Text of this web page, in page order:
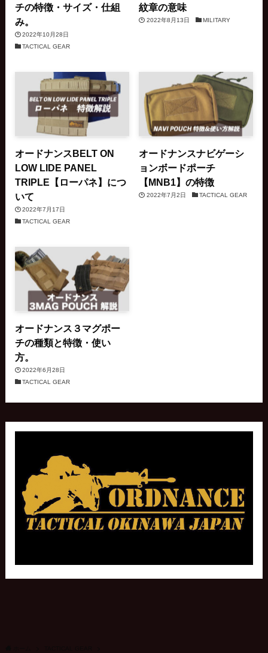
チの特徴・サイズ・仕組
み。
2022年10月28日
TACTICAL GEAR
紋章の意味
2022年8月13日 MILITARY
オードナンスBELT ON
LOW LIDE PANEL
TRIPLE【ローパネ】につ
いて
2022年7月17日
TACTICAL GEAR
オードナンスナビゲーシ
ョンボードポーチ
【MNB1】の特徴
2022年7月2日 TACTICAL GEAR
オードナンス３マグポー
チの種類と特徴・使い
方。
2022年6月28日
TACTICAL GEAR